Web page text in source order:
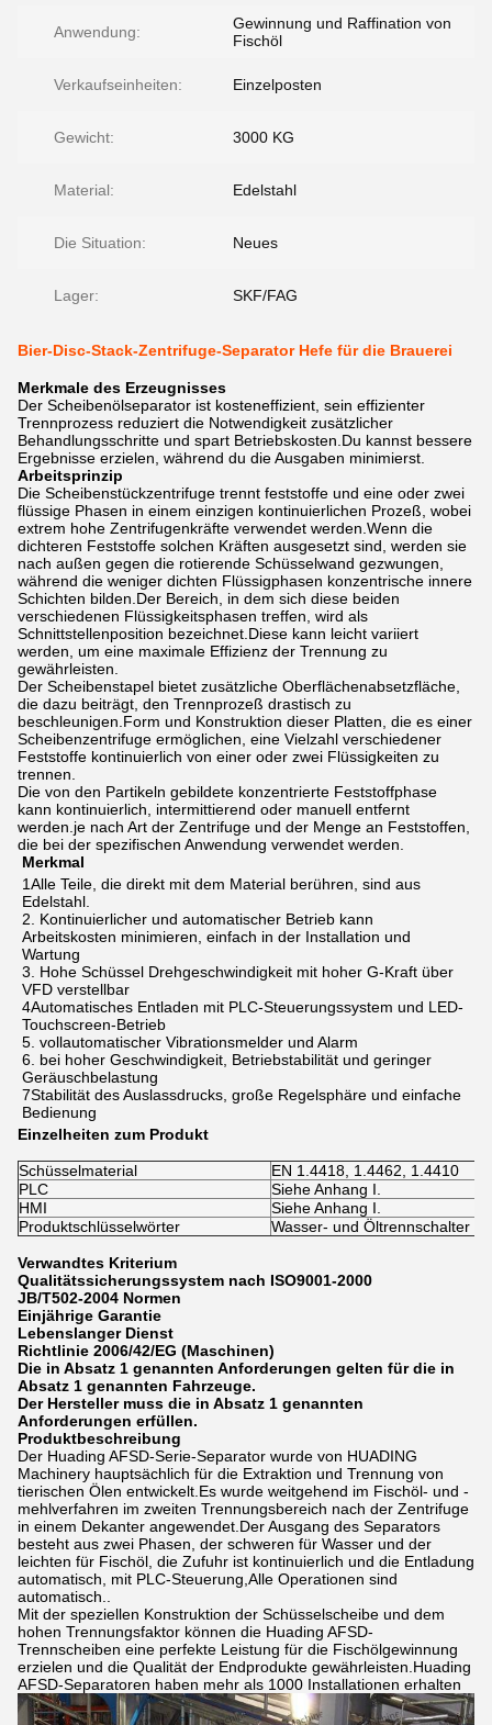
Anwendung:
Gewinnung und Raffination von
Fischöl
Verkaufseinheiten: Einzelposten
Gewicht: 3000 KG
Material: Edelstahl
Die Situation: Neues
Lager: SKF/FAG
Bier-Disc-Stack-Zentrifuge-Separator Hefe für die Brauerei
Merkmale des Erzeugnisses
Der Scheibenölseparator ist kosteneffizient, sein effizienter
Trennprozess reduziert die Notwendigkeit zusätzlicher
Behandlungsschritte und spart Betriebskosten.Du kannst bessere
Ergebnisse erzielen, während du die Ausgaben minimierst.
Arbeitsprinzip
Die Scheibenstückzentrifuge trennt feststoffe und eine oder zwei
flüssige Phasen in einem einzigen kontinuierlichen Prozeß, wobei
extrem hohe Zentrifugenkräfte verwendet werden.Wenn die
dichteren Feststoffe solchen Kräften ausgesetzt sind, werden sie
nach außen gegen die rotierende Schüsselwand gezwungen,
während die weniger dichten Flüssigphasen konzentrische innere
Schichten bilden.Der Bereich, in dem sich diese beiden
verschiedenen Flüssigkeitsphasen treffen, wird als
Schnittstellenposition bezeichnet.Diese kann leicht variiert
werden, um eine maximale Effizienz der Trennung zu
gewährleisten.
Der Scheibenstapel bietet zusätzliche Oberflächenabsetzfläche,
die dazu beiträgt, den Trennprozeß drastisch zu
beschleunigen.Form und Konstruktion dieser Platten, die es einer
Scheibenzentrifuge ermöglichen, eine Vielzahl verschiedener
Feststoffe kontinuierlich von einer oder zwei Flüssigkeiten zu
trennen.
Die von den Partikeln gebildete konzentrierte Feststoffphase
kann kontinuierlich, intermittierend oder manuell entfernt
werden.je nach Art der Zentrifuge und der Menge an Feststoffen,
die bei der spezifischen Anwendung verwendet werden.
Merkmal
1Alle Teile, die direkt mit dem Material berühren, sind aus
Edelstahl.
2. Kontinuierlicher und automatischer Betrieb kann
Arbeitskosten minimieren, einfach in der Installation und
Wartung
3. Hohe Schüssel Drehgeschwindigkeit mit hoher G-Kraft über
VFD verstellbar
4Automatisches Entladen mit PLC-Steuerungssystem und LED-
Touchscreen-Betrieb
5. vollautomatischer Vibrationsmelder und Alarm
6. bei hoher Geschwindigkeit, Betriebstabilität und geringer
Geräuschbelastung
7Stabilität des Auslassdrucks, große Regelsphäre und einfache
Bedienung
Einzelheiten zum Produkt
Schüsselmaterial
EN 1.4418, 1.4462, 1.4410
PLC
Siehe Anhang I.
HMI
Siehe Anhang I.
Produktschlüsselwörter
Wasser- und Öltrennschalter
Verwandtes Kriterium
Qualitätssicherungssystem nach ISO9001-2000
JB/T502-2004 Normen
Einjährige Garantie
Lebenslanger Dienst
Richtlinie 2006/42/EG (Maschinen)
Die in Absatz 1 genannten Anforderungen gelten für die in
Absatz 1 genannten Fahrzeuge.
Der Hersteller muss die in Absatz 1 genannten
Anforderungen erfüllen.
Produktbeschreibung
Der Huading AFSD-Serie-Separator wurde von HUADING
Machinery hauptsächlich für die Extraktion und Trennung von
tierischen Ölen entwickelt.Es wurde weitgehend im Fischöl- und -
mehlverfahren im zweiten Trennungsbereich nach der Zentrifuge
in einem Dekanter angewendet.Der Ausgang des Separators
besteht aus zwei Phasen, der schweren für Wasser und der
leichten für Fischöl, die Zufuhr ist kontinuierlich und die Entladung
automatisch, mit PLC-Steuerung,Alle Operationen sind
automatisch..
Mit der speziellen Konstruktion der Schüsselscheibe und dem
hohen Trennungsfaktor können die Huading AFSD-
Trennscheiben eine perfekte Leistung für die Fischölgewinnung
erzielen und die Qualität der Endprodukte gewährleisten.Huading
AFSD-Separatoren haben mehr als 1000 Installationen erhalten